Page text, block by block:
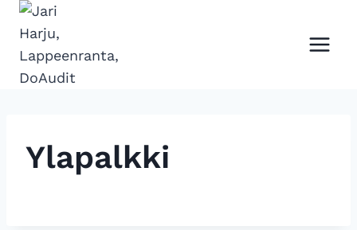
Siirry
sisältöön
Ylapalkki